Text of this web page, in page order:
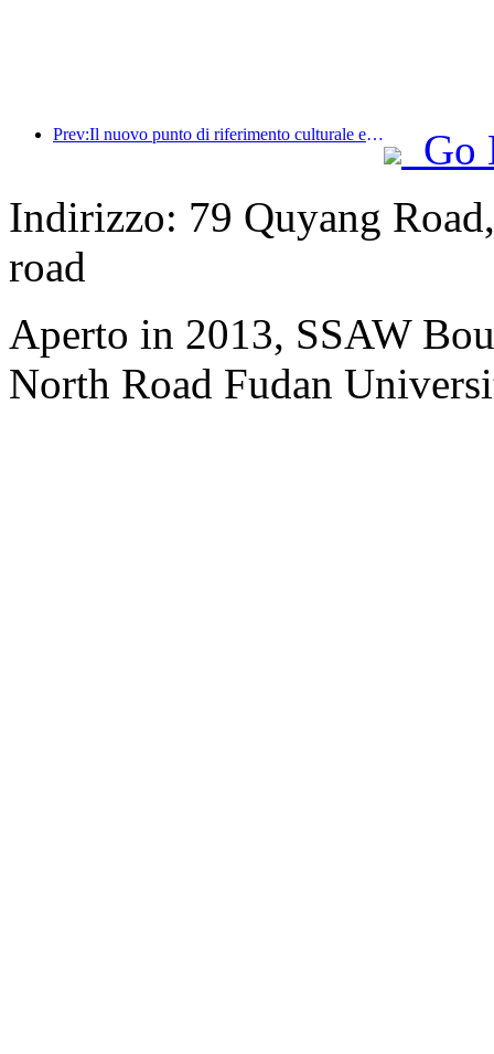
Prev:Il nuovo punto di riferimento culturale e turistico nel subcentro di Pechino, Pinnacle Park, verrà inaugurato ufficialmente quest'anno.
Go
Indirizzo: 79 Quyang
road
Aperto in 2013, SSAW
North Road Fudan